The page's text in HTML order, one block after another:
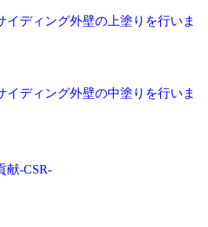
イディング外壁の上塗りを行いま
イディング外壁の中塗りを行いま
献-CSR-